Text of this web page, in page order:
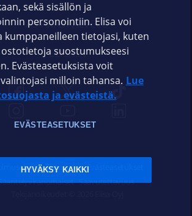
ASIAKASPALVELU
ELISA.FI
Tietosuoja Evästeasetukset
Saavutettavuus
sekä sisällön ja
personointiin. Elisa voi
kumppaneilleen tietojasi, kuten
ostotietoja suostumukseesi
Evästeasetuksista voit
milloin tahansa. Lue
ja evästeistä.
EVÄSTEASETUKSET
HYVÄKSY KAIKKI